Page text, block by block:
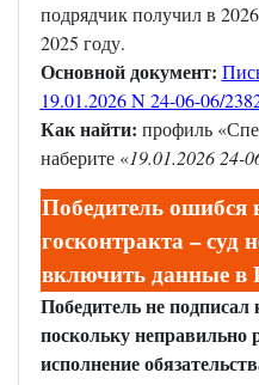
подрядчик получил в
2025 году.
Основной документ:
19.01.2026 N 24-06-06/
Как найти: профиль
наберите «19.01.2026 24-
Победитель ошибся
госконтракта – суд
включить данные
Победитель не
поскольку неправильно
исполнение